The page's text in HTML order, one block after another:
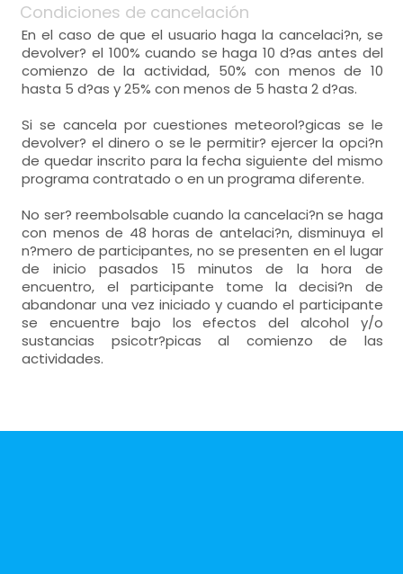
Condiciones de cancelación
En el caso de que el usuario haga la cancelaci?n, se
devolver? el 100% cuando se haga 10 d?as antes del
comienzo de la actividad, 50% con menos de 10
hasta 5 d?as y 25% con menos de 5 hasta 2 d?as.
Si se cancela por cuestiones meteorol?gicas se le
devolver? el dinero o se le permitir? ejercer la opci?n
de quedar inscrito para la fecha siguiente del mismo
programa contratado o en un programa diferente.
No ser? reembolsable cuando la cancelaci?n se haga
con menos de 48 horas de antelaci?n, disminuya el
n?mero de participantes, no se presenten en el lugar
de inicio pasados 15 minutos de la hora de
encuentro, el participante tome la decisi?n de
abandonar una vez iniciado y cuando el participante
se encuentre bajo los efectos del alcohol y/o
sustancias psicotr?picas al comienzo de las
actividades.